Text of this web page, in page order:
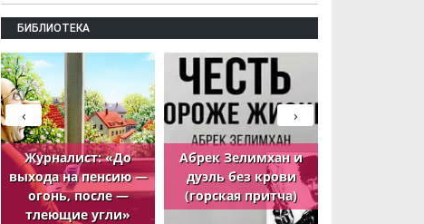
БИБЛИОТЕКА
Журналист: «До
выхода на пенсию —
огонь, после —
тлеющие угли»
Абрек Зелимхан и
дуэль без крови
(горская притча)
›
‹